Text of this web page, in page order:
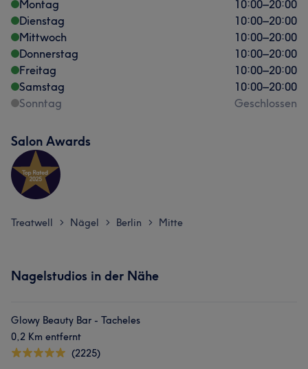
Montag
10:00–20:00
Dienstag
10:00–20:00
Mittwoch
10:00–20:00
Donnerstag
10:00–20:00
Freitag
10:00–20:00
Samstag
10:00–20:00
Sonntag
Geschlossen
Salon Awards
Treatwell > Nägel > Berlin > Mitte
Nagelstudios in der Nähe
Glowy Beauty Bar - Tacheles
0,2 Km entfernt
(2225)